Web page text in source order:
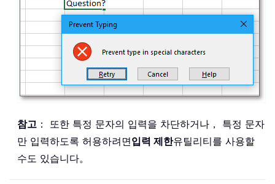
참고 ： 또한 특정 문자의 입력을 차단하거나， 특정 문자
만 입력하도록 허용하려면입력 제한유틸리티를 사용할
수도 있습니다。